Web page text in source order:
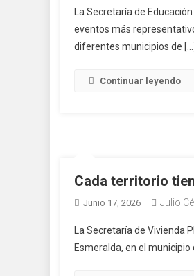
La Secretaría de
eventos más
diferentes municipios de […]
Continuar leyendo
Cada territorio
Junio 17, 2026 Julio
La Secretaría de Vivienda
Esmeralda, en el